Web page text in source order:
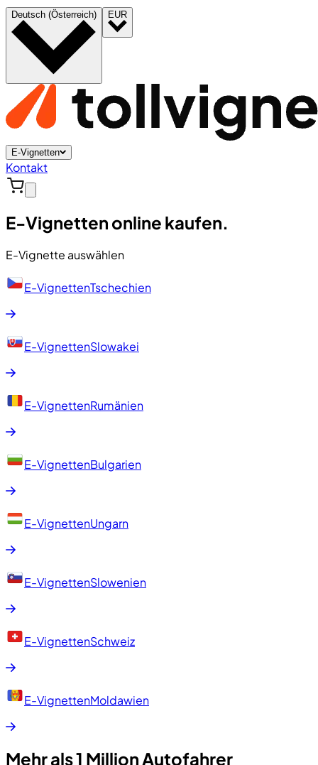
Deutsch (Österreich) EUR
E-Vignetten
Kontakt
E-Vignetten online kaufen.
E-Vignette auswählen
E-VignettenTschechien
E-VignettenSlowakei
E-VignettenRumänien
E-VignettenBulgarien
E-VignettenUngarn
E-VignettenSlowenien
E-VignettenSchweiz
E-VignettenMoldawien
Mehr als 1 Million Autofahrer